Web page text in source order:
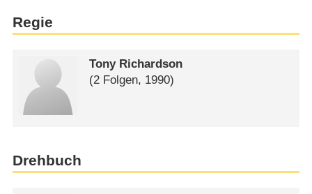
Regie
Tony Richardson
(2 Folgen, 1990)
Drehbuch